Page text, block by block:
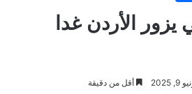
يزور الأردن غدا
أقل من دقيقة